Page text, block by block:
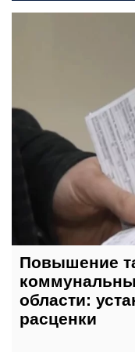
Повышение
области:
расценки